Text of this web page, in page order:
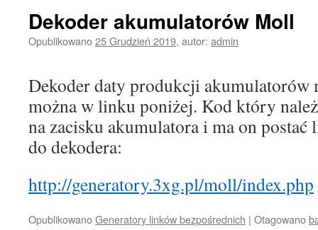
Dekoder akumulatorów Moll
Opublikowano25 Grudzień 2019, autor: admin
Dekoder daty produkcji
można w linku poniżej. Kod który
na zacisku akumulatora i ma on
do dekodera:
http://generatory.3xg.pl/moll/index.php
OpublikowanoGeneratory linków bezpośrednich | Otagowano